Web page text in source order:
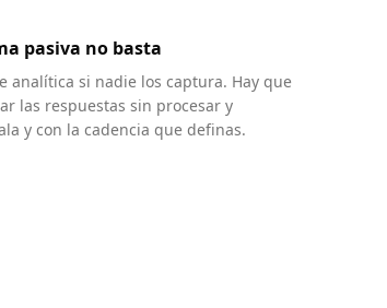
pasiva no basta
analítica si nadie los captura. Hay que
las respuestas sin procesar y
y con la cadencia que definas.